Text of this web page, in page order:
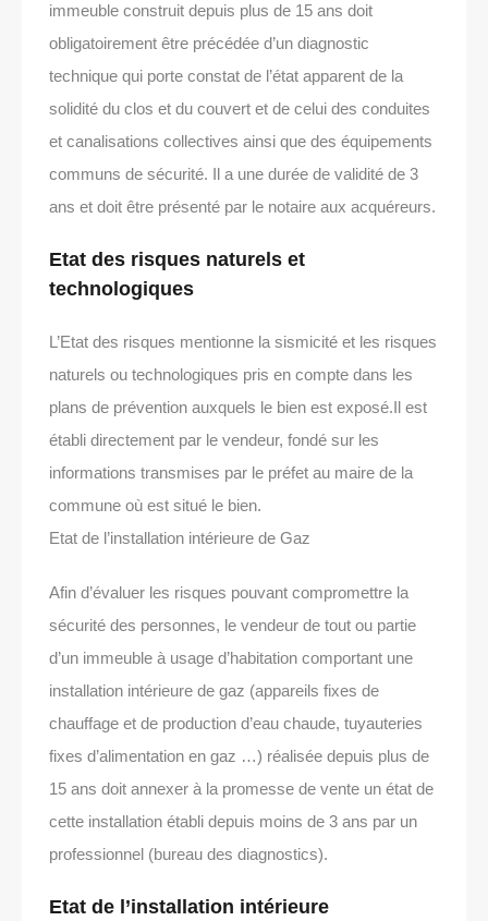
immeuble construit depuis plus de 15 ans doit
obligatoirement être précédée d’un diagnostic
technique qui porte constat de l’état apparent de la
solidité du clos et du couvert et de celui des conduites
et canalisations collectives ainsi que des équipements
communs de sécurité. Il a une durée de validité de 3
ans et doit être présenté par le notaire aux acquéreurs.
Etat des risques naturels et
technologiques
L’Etat des risques mentionne la sismicité et les risques
naturels ou technologiques pris en compte dans les
plans de prévention auxquels le bien est exposé.Il est
établi directement par le vendeur, fondé sur les
informations transmises par le préfet au maire de la
commune où est situé le bien.
Etat de l’installation intérieure de Gaz
Afin d’évaluer les risques pouvant compromettre la
sécurité des personnes, le vendeur de tout ou partie
d’un immeuble à usage d’habitation comportant une
installation intérieure de gaz (appareils fixes de
chauffage et de production d’eau chaude, tuyauteries
fixes d’alimentation en gaz …) réalisée depuis plus de
15 ans doit annexer à la promesse de vente un état de
cette installation établi depuis moins de 3 ans par un
professionnel (bureau des diagnostics).
Etat de l’installation intérieure